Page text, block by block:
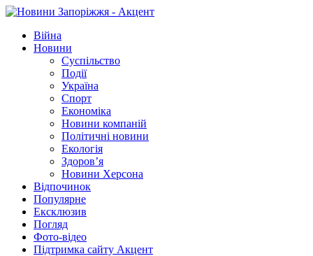
Війна
Новини
Суспільство
Події
Україна
Спорт
Економіка
Новини компаній
Політичні новини
Екологія
Здоров’я
Новини Херсона
Відпочинок
Популярне
Ексклюзив
Погляд
Фото-відео
Підтримка сайту Акцент